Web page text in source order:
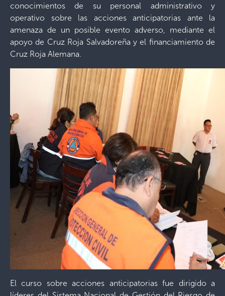
conocimientos de su personal administrativo y
operativo sobre las acciones anticipatorias ante la
amenaza de un posible evento adverso, mediante el
apoyo de Cruz Roja Salvadoreña y el financiamiento de
Cruz Roja Alemana.
El curso sobre acciones anticipatorias fue dirigido a